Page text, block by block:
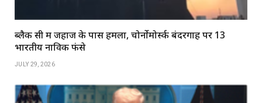
ब्लैक सी में जहाज के पास हमला, चोर्नोमोर्स्क बंदरगाह पर 13
भारतीय नाविक फंसे
JULY 29, 2026